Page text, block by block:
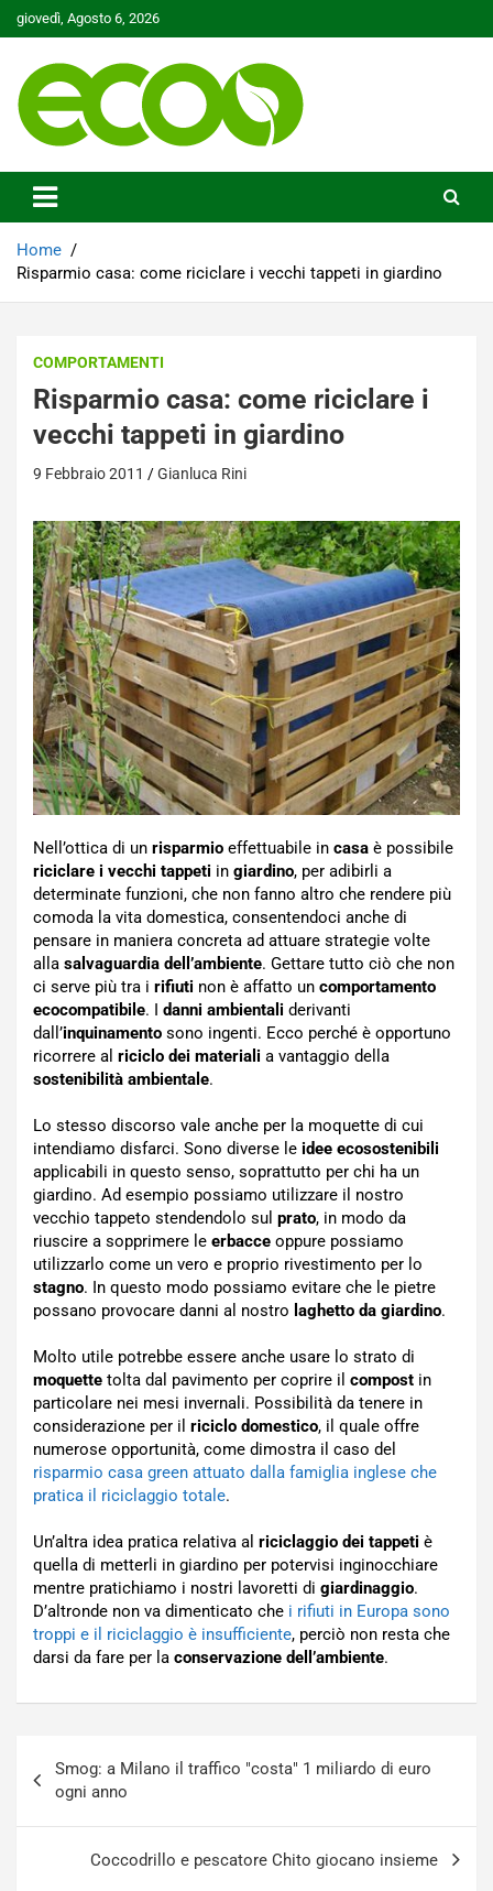
Skip
to
giovedì, Agosto 6, 2026
Ecoo.it
Home
Risparmio casa: come riciclare i vecchi tappeti in giardino
COMPORTAMENTI
Risparmio casa: come riciclare i
vecchi tappeti in giardino
9 Febbraio 2011 Gianluca Rini
Nell’ottica di un risparmio effettuabile in casa è possibile
riciclare i vecchi tappeti in giardino, per adibirli a
determinate funzioni, che non fanno altro che rendere più
comoda la vita domestica, consentendoci anche di
pensare in maniera concreta ad attuare strategie volte
alla salvaguardia dell’ambiente. Gettare tutto ciò che non
ci serve più tra i rifiuti non è affatto un comportamento
ecocompatibile. I danni ambientali derivanti
dall’inquinamento sono ingenti. Ecco perché è opportuno
ricorrere al riciclo dei materiali a vantaggio della
sostenibilità ambientale.
Lo stesso discorso vale anche per la moquette di cui
intendiamo disfarci. Sono diverse le idee ecosostenibili
applicabili in questo senso, soprattutto per chi ha un
giardino. Ad esempio possiamo utilizzare il nostro
vecchio tappeto stendendolo sul prato, in modo da
riuscire a sopprimere le erbacce oppure possiamo
utilizzarlo come un vero e proprio rivestimento per lo
stagno. In questo modo possiamo evitare che le pietre
possano provocare danni al nostro laghetto da giardino.
Molto utile potrebbe essere anche usare lo strato di
moquette tolta dal pavimento per coprire il compost in
particolare nei mesi invernali. Possibilità da tenere in
considerazione per il riciclo domestico, il quale offre
numerose opportunità, come dimostra il caso del
risparmio casa green attuato dalla famiglia inglese che
pratica il riciclaggio totale.
Un’altra idea pratica relativa al riciclaggio dei tappeti è
quella di metterli in giardino per potervisi inginocchiare
mentre pratichiamo i nostri lavoretti di giardinaggio.
D’altronde non va dimenticato che i rifiuti in Europa sono
troppi e il riciclaggio è insufficiente, perciò non resta che
darsi da fare per la conservazione dell’ambiente.
articoli
Smog: a Milano il traffico "costa" 1 miliardo di euro
ogni anno
Coccodrillo e pescatore Chito giocano insieme